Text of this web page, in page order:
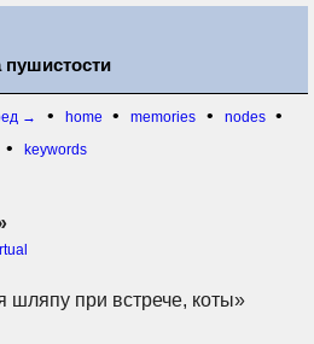
→ • home • memories • nodes •
• keywords
шляпу при встрече, коты»